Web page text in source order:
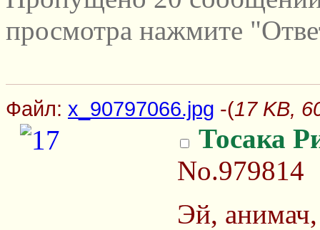
просмотра нажмите
Файл: x_90797066.jpg -(17 KB,
Тосака
No.979814
Эй, анимач,